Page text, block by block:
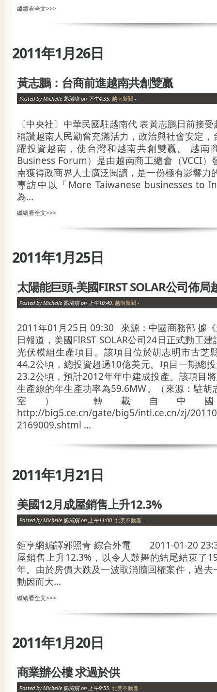
繼續看全文>>>
2011年1月26日
黃志鵬：台商前進越南共創雙贏
Posted by Michelle 劉清痕 on 下午4:35. 越南新聞 -
〔中央社〕中華民國駐越南代 表黃志鵬日前接
稱讚越南人民勤奮充滿活力，政治與社會安定
躍投資越南，使台灣和越南共創雙贏。 越南
Business Forum）是由越南商工總會（VCCI）
南獲得政商界人士廣泛閱讀，是一份極有影響力
專訪中以「More Taiwanese businesses to
為...
繼續看全文>>>
2011年1月25日
太陽能巨頭-美國FIRST SOLAR公司佈局
Posted by Michelle 劉清痕 on 上午10:49. 越南新聞 -
2011年01月25日 09:30 來源：中國商務部 據
日報道，美國FIRST SOLAR公司24日正式動工
光伏模組生產項目。該項目位於胡志明市古芝
44.2公頃，總投資超過10億美元。項目一期總
23.2公頃，預計2012年年中建成投產。該項目
生產線的年生產功率為59.6MW。（來源：駐胡
室） 轉載自中
http://big5.ce.cn/gate/big5/intl.ce.cn/zj/
2169009.shtml ...
2011年1月21日
美國12月成屋銷售上升12.3%
Posted by Michelle 劉清痕 on 上午11:00. 北美不動產 -
鉅亨網編譯郭照青 綜合外電 2011-01-20
屋銷售上升12.3%，以令人鼓舞的結尾結束了
年。由於房價大跌及一波取消贖回權案件，過
動因而大...
繼續看全文>>>
2011年1月20日
商業辦公樓 求過於供
Posted by Michelle 劉清痕 on 上午9:55. 北美不動產 -